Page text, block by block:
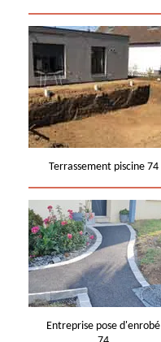
Terrassement piscine 74
Entreprise pose d'enrobé